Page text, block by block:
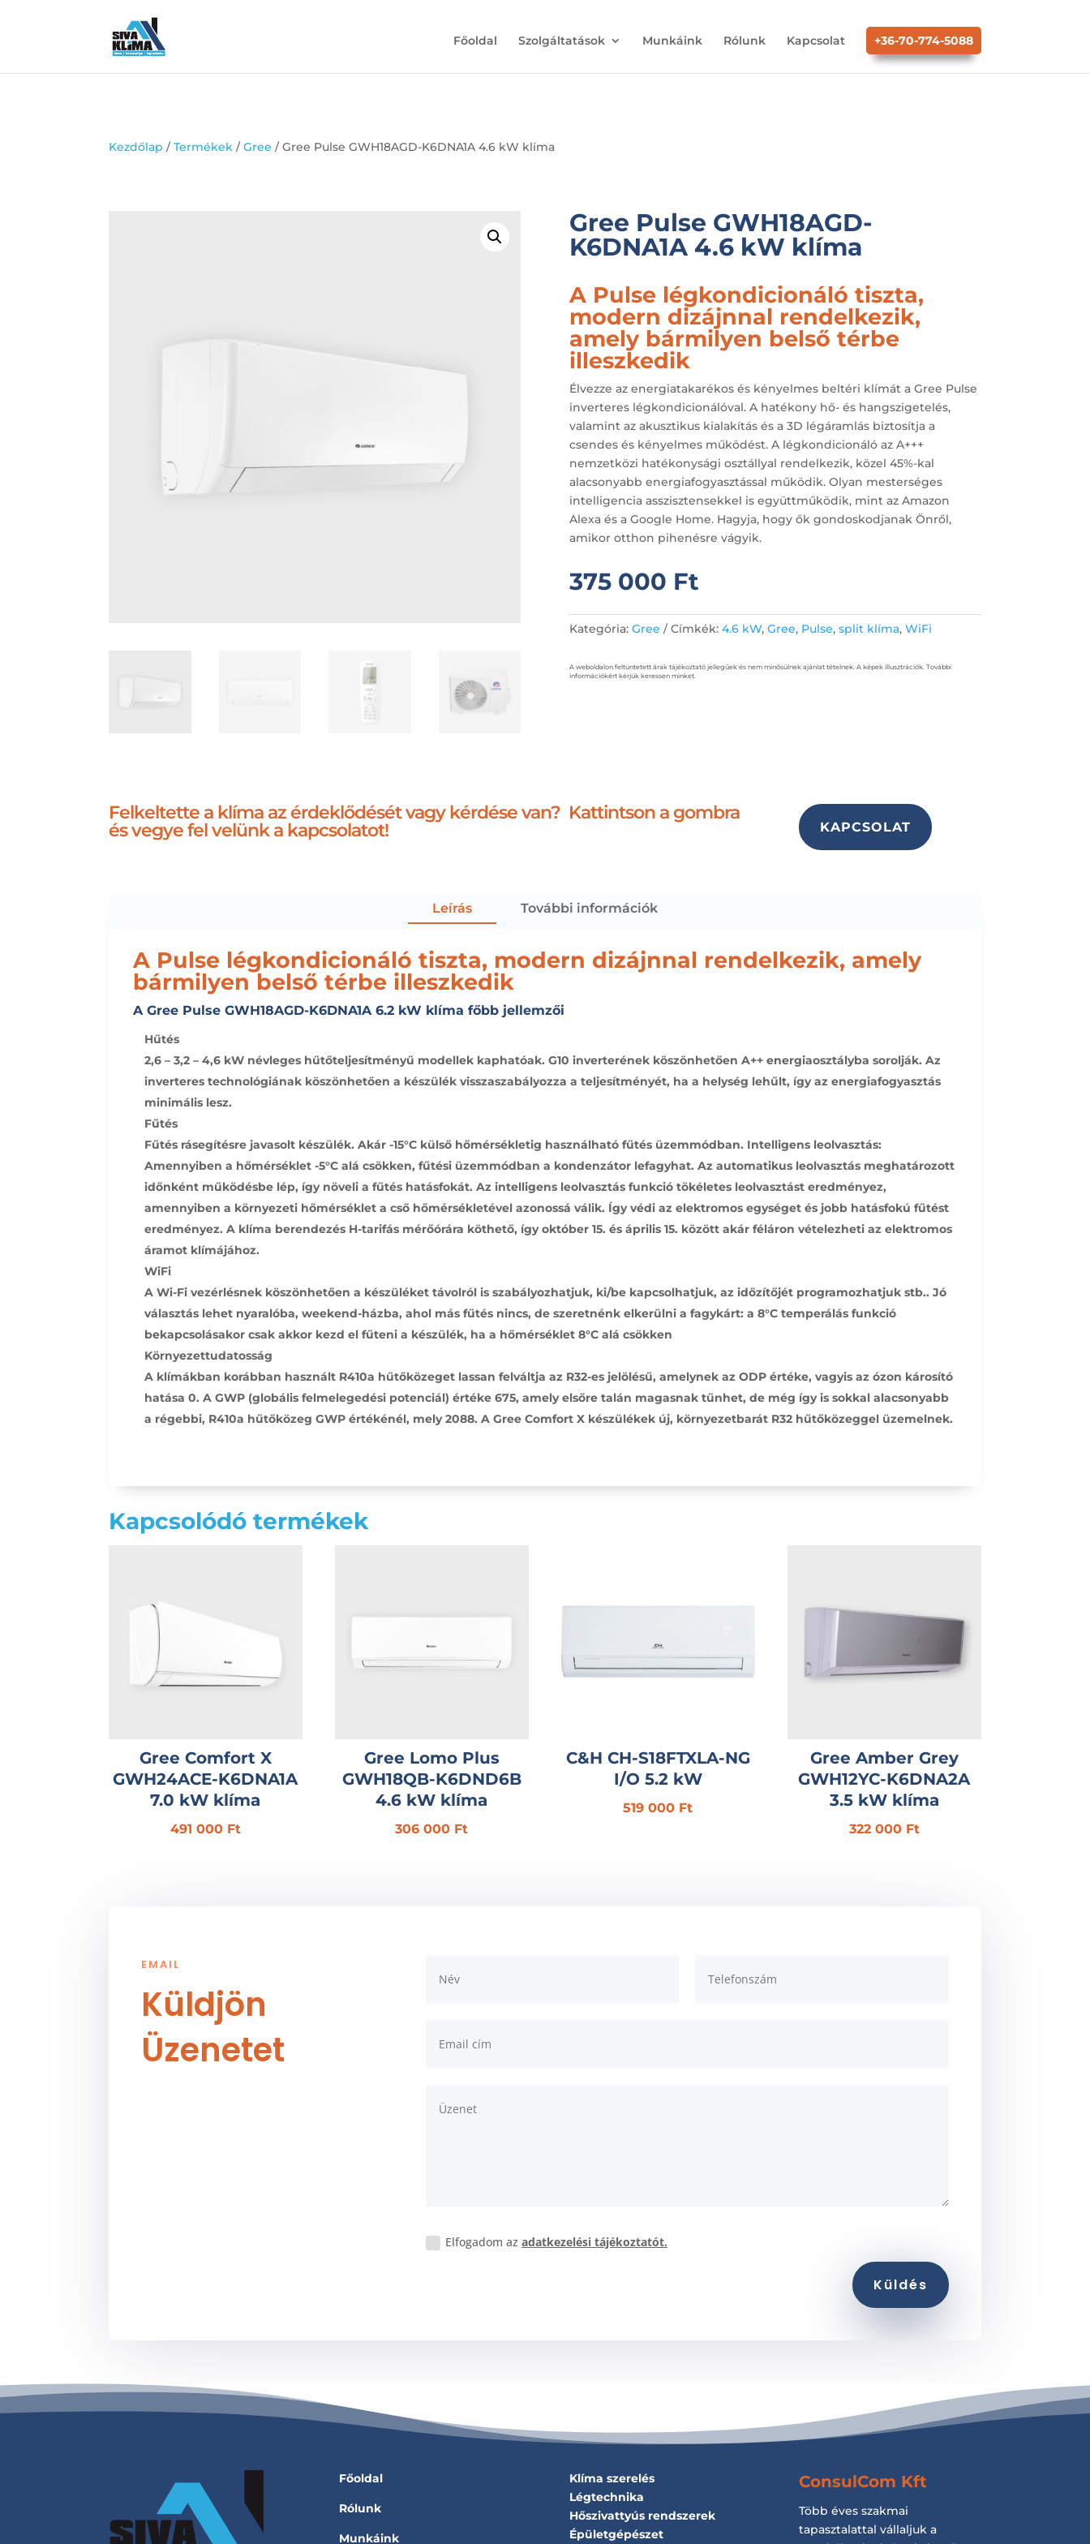
Főoldal Szolgáltatások Munkáink Rólunk Kapcsolat +36-70-774-5088
Kezdőlap /Termékek /Gree / Gree Pulse GWH18AGD-K6DNA1A 4.6 kW klíma
Gree Pulse GWH18AGD-
K6DNA1A 4.6 kW klíma
A Pulse légkondicionáló tiszta,
modern dizájnnal rendelkezik,
amely bármilyen belső térbe
illeszkedik
Élvezze az energiatakarékos és kényelmes beltéri klímát a Gree Pulse
inverteres légkondicionálóval. A hatékony hő- és hangszigetelés,
valamint az akusztikus kialakítás és a 3D légáramlás biztosítja a
csendes és kényelmes működést. A légkondicionáló az A+++
nemzetközi hatékonysági osztállyal rendelkezik, közel 45%-kal
alacsonyabb energiafogyasztással működik. Olyan mesterséges
intelligencia asszisztensekkel is együttműködik, mint az Amazon
Alexa és a Google Home. Hagyja, hogy ők gondoskodjanak Önről,
amikor otthon pihenésre vágyik.
375 000 Ft
Kategória: Gree Címkék: 4.6 kW, Gree, Pulse, split klíma, WiFi
A weboldalon feltüntetett árak tájékoztató jellegűek és nem minősülnek ajánlat tételnek. A képek illusztrációk. További
információkért kérjük keressen minket.
Felkeltette a klíma az érdeklődését vagy kérdése van? Kattintson a gombra
és vegye fel velünk a kapcsolatot!
KAPCSOLAT
Leírás További információk
A Pulse légkondicionáló tiszta, modern dizájnnal rendelkezik, amely
bármilyen belső térbe illeszkedik
A Gree Pulse GWH18AGD-K6DNA1A 6.2 kW klíma főbb jellemzői
Hűtés
2,6 – 3,2 – 4,6 kW névleges hűtőteljesítményű modellek kaphatóak. G10 inverterének köszönhetően A++ energiaosztályba sorolják. Az
inverteres technológiának köszönhetően a készülék visszaszabályozza a teljesítményét, ha a helység lehűlt, így az energiafogyasztás
minimális lesz.
Fűtés
Fűtés rásegítésre javasolt készülék. Akár -15°C külső hőmérsékletig használható fűtés üzemmódban. Intelligens leolvasztás:
Amennyiben a hőmérséklet -5°C alá csökken, fűtési üzemmódban a kondenzátor lefagyhat. Az automatikus leolvasztás meghatározott
időnként működésbe lép, így növeli a fűtés hatásfokát. Az intelligens leolvasztás funkció tökéletes leolvasztást eredményez,
amennyiben a környezeti hőmérséklet a cső hőmérsékletével azonossá válik. Így védi az elektromos egységet és jobb hatásfokú fűtést
eredményez. A klíma berendezés H-tarifás mérőórára köthető, így október 15. és április 15. között akár féláron vételezheti az elektromos
áramot klímájához.
WiFi
A Wi-Fi vezérlésnek köszönhetően a készüléket távolról is szabályozhatjuk, ki/be kapcsolhatjuk, az időzítőjét programozhatjuk stb.. Jó
választás lehet nyaralóba, weekend-házba, ahol más fűtés nincs, de szeretnénk elkerülni a fagykárt: a 8°C temperálás funkció
bekapcsolásakor csak akkor kezd el fűteni a készülék, ha a hőmérséklet 8°C alá csökken
Környezettudatosság
A klímákban korábban használt R410a hűtőközeget lassan felváltja az R32-es jelölésű, amelynek az ODP értéke, vagyis az ózon károsító
hatása 0. A GWP (globális felmelegedési potenciál) értéke 675, amely elsőre talán magasnak tűnhet, de még így is sokkal alacsonyabb
a régebbi, R410a hűtőközeg GWP értékénél, mely 2088. A Gree Comfort X készülékek új, környezetbarát R32 hűtőközeggel üzemelnek.
Kapcsolódó termékek
Gree Comfort X
GWH24ACE-K6DNA1A
7.0 kW klíma
491 000 Ft
Gree Lomo Plus
GWH18QB-K6DND6B
4.6 kW klíma
306 000 Ft
C&H CH-S18FTXLA-NG
I/O 5.2 kW
519 000 Ft
Gree Amber Grey
GWH12YC-K6DNA2A
3.5 kW klíma
322 000 Ft
EMAIL
Küldjön
Üzenetet
Elfogadom az adatkezelési tájékoztatót.
Küldés
Főoldal
Rólunk
Munkáink
Klíma szerelés
Légtechnika
Hőszivattyús rendszerek
Épületgépészet
ConsulCom Kft
Több éves szakmai
tapasztalattal vállaljuk a